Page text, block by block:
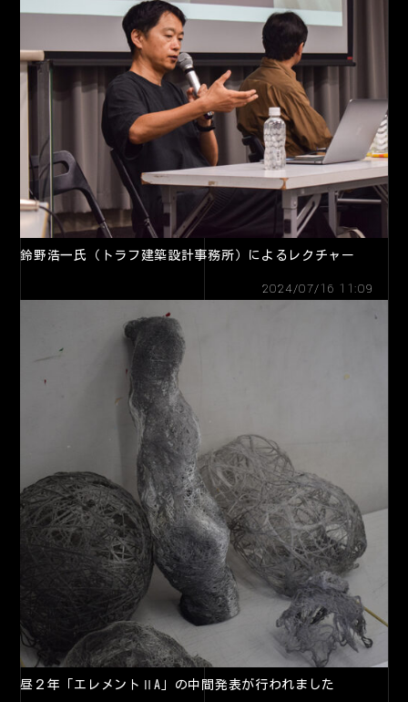
鈴野浩一氏（トラフ建築設計事務所）によるレクチャー
2024/07/16 11:09
昼２年「エレメントⅡA」の中間発表が行われました